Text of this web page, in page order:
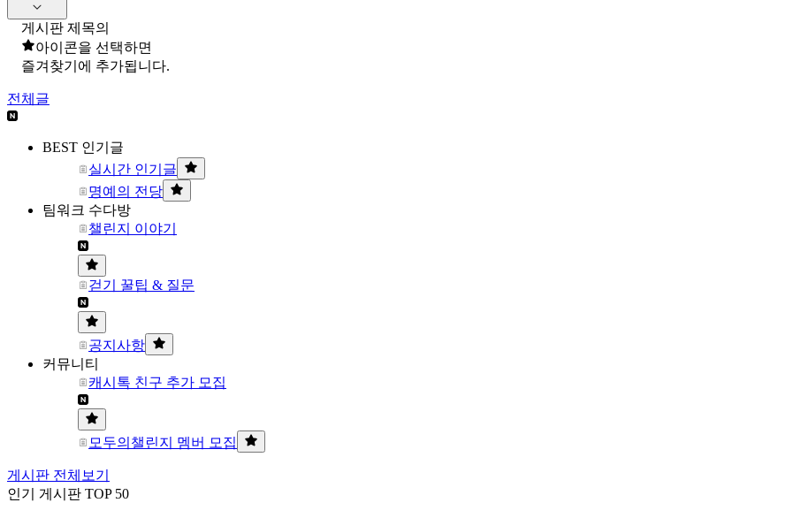
게시판 제목의
아이콘을 선택하면
즐겨찾기에 추가됩니다.
전체글
BEST 인기글
실시간 인기글
명예의 전당
팀워크 수다방
챌린지 이야기
걷기 꿀팁 & 질문
공지사항
커뮤니티
캐시톡 친구 추가 모집
모두의챌린지 멤버 모집
게시판 전체보기
인기 게시판 TOP 50